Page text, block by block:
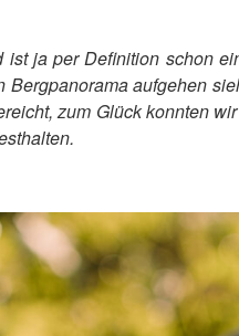
ist ja per Definition schon
Bergpanorama aufgehen
zum Glück konnten